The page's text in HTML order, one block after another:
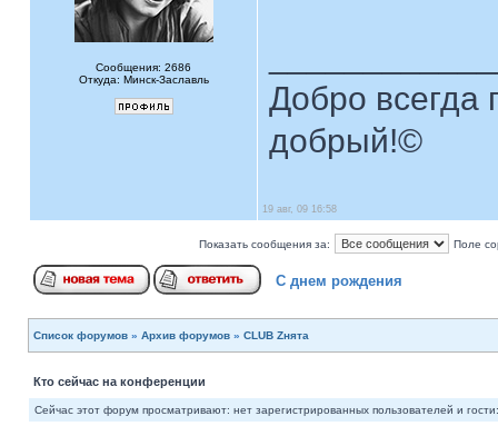
Сообщения: 2686
Откуда: Минск-Заславль
Добро всегда
добрый!©
19 авг, 09 16:58
Показать сообщения за: Поле
С днем рождения
Список форумов » Архив форумов » CLUB Zнята
Кто сейчас на конференции
Сейчас этот форум просматривают: нет зарегистрированных пользователей и